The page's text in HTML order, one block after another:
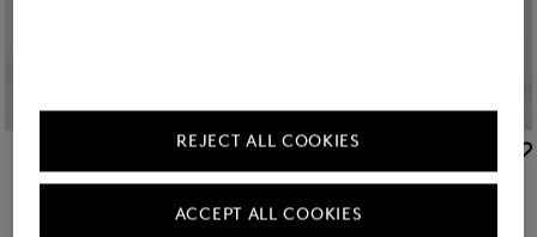
Sale Funktionsjacke Tonie in Navy-Blau
BOGNER SPORT
Sale Windbreaker Betty in Sand/Karamell
269,00 € 450,00 €
REJECT ALL COOKIES
ACCEPT ALL COOKIES